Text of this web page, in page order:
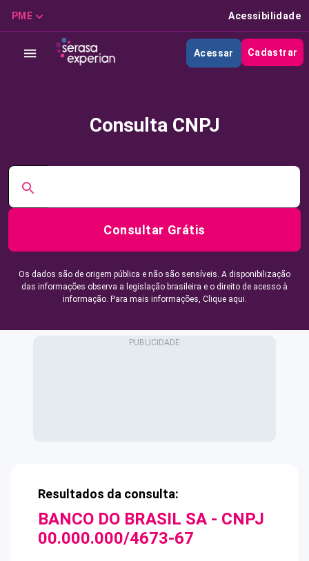
PME Acessibilidade
Acessar Cadastrar
Consulta CNPJ
Consultar Grátis
Os dados são de origem pública e não são sensíveis. A disponibilização
das informações observa a legislação brasileira e o direito de acesso à
informação. Para mais informações, Clique aqui.
Resultados da consulta:
BANCO DO BRASIL SA - CNPJ
00.000.000/4673-67